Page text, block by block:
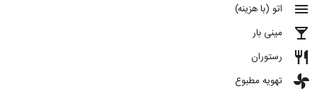
menu اتو (با هزینه)
local_bar مینی بار
restaurant رستوران
toys تهویه مطبوع